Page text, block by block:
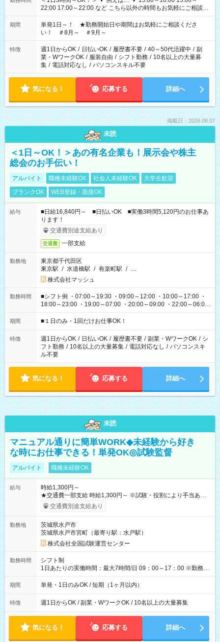
22:00 17:00～22:00 など こちら以外の時間もお気軽にご相談く
ださい！
期間
単発1日～！ ★勤務開始日や期間はお気軽にご相談くださ
い！ ＃8月～ ＃9月～
特徴 週1日からOK / 日払いOK / 履歴書不要 / 40～50代活躍中 / 副
業・WワークOK / 服装自由 / シフト勤務 / 10名以上の大量募
集 / 電話対応なし / パソコンスキル不要
気になる！ 応募する 詳細へ
掲載日：2026.08.07
未読
＜1日～OK！＞あの有名企業も！展示会や株主
総会のお手伝い！
アルバイト 職種未経験OK 社会人未経験OK
大学生歓迎
ブランクOK
WEB登録・面接OK
給与
■日給16,840円～ ■日払いOK ■実働3時間5,120円のお仕事あ
ります！
交通費別途支給あり
交通費 一部支給
勤務地
東京都千代田区
東京駅 / 水道橋駅 / 有楽町駅 / …
株式会社マッシュ
勤務時間
■シフト例 ・07:00～19:30 ・09:00～12:00 ・10:00～17:00 ・
18:00～23:00 ・19:00～07:00 ・20:00～09:00 ・22:00～06:00
etc ★最短で3時間で5,120円のお仕事から 15時間で2万円近く稼
げるお仕事も！ ご希望のお時間に合わせてご紹介！ ※シフトは
ください！
期間 ■１日のみ・1回だけお仕事OK！
特徴 週1日からOK / 日払いOK / 履歴書不要 / 副業・WワークOK / シ
フト勤務 / 10名以上の大量募集 / 電話対応なし / パソコンスキ
ル不要
気になる！ 応募する 詳細へ
未読
マニュアル通りに簡単WORK◆未経験から好き
な時にお仕事できる！単発OK◎試験監督
アルバイト 職種未経験OK
給与
時給1,300円～
★交通費一部支給 時給1,300円～ ※試験・役割により手当あり
※勤務回数により昇給あり 【即給（前払い）オプションあ
り！】 希望される場合、勤務から1週間ほどで給与の一部を受け
例】 ・河合塾模擬試験 8:30～17:30（休憩1時間） 時給1,300円
×8時間＝日収10,400円＋交通費 ※当日の役割により時給＋100
円の場合あり ・国家試験 7:00～13:30（休憩なし） 時給1,300
円（役割手当＋100円）×6時間＝日収8,400円＋交通費 【試用期
間】試用期間なし
交通費別途支給あり
勤務地
茨城県水戸市
茨城県水戸市宮町（最寄り駅：水戸駅）
株式会社全国試験運営センター
勤務時間
シフト制
1日あたりの実働時間：最大7時間/日 09：00～17：00 ※勤務時
間は 試験により異なります。
期間 単発・1日のみOK / 短期（1ヶ月以内）
特徴 週1日からOK / 副業・WワークOK / 10名以上の大量募集
気になる！ 応募する 詳細へ